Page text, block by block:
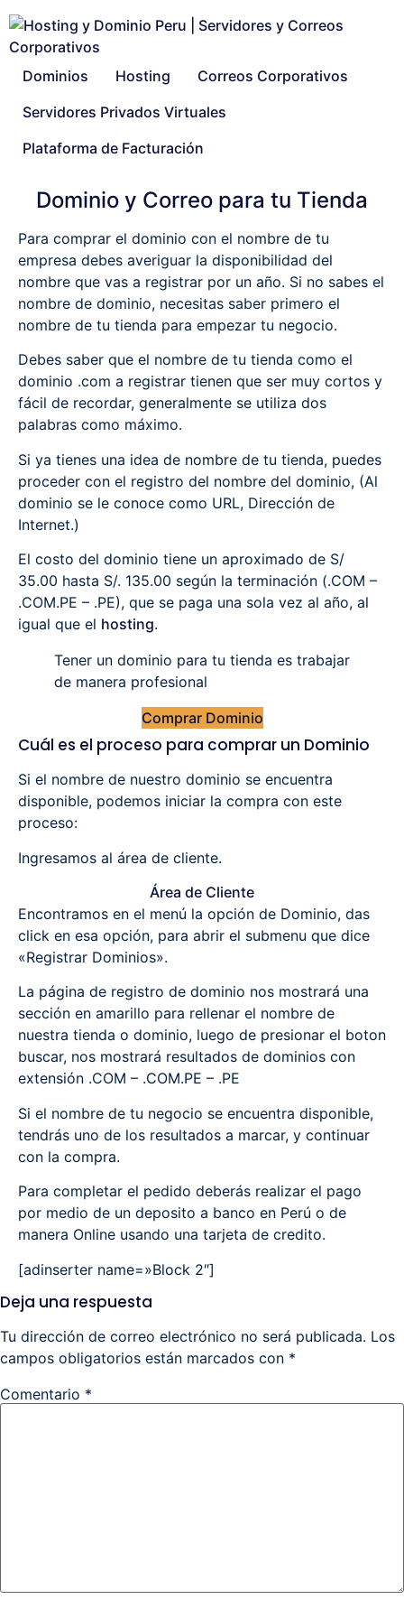
Dominios Hosting
Correos Corporativos
Servidores Privados Virtuales
Plataforma de Facturación
Dominio y Correo para tu Tienda
Para comprar el dominio con el nombre de tu
empresa debes averiguar la disponibilidad del
nombre que vas a registrar por un año. Si no sabes el
nombre de dominio, necesitas saber primero el
nombre de tu tienda para empezar tu negocio.
Debes saber que el nombre de tu tienda como el
dominio .com a registrar tienen que ser muy cortos y
fácil de recordar, generalmente se utiliza dos
palabras como máximo.
Si ya tienes una idea de nombre de tu tienda, puedes
proceder con el registro del nombre del dominio, (Al
dominio se le conoce como URL, Dirección de
Internet.)
El costo del dominio tiene un aproximado de S/
35.00 hasta S/. 135.00 según la terminación (.COM –
.COM.PE – .PE), que se paga una sola vez al año, al
igual que el hosting.
Tener un dominio para tu tienda es trabajar
de manera profesional
Comprar Dominio
Cuál es el proceso para comprar un Dominio
Si el nombre de nuestro dominio se encuentra
disponible, podemos iniciar la compra con este
proceso:
Ingresamos al área de cliente.
Área de Cliente
Encontramos en el menú la opción de Dominio, das
click en esa opción, para abrir el submenu que dice
«Registrar Dominios».
La página de registro de dominio nos mostrará una
sección en amarillo para rellenar el nombre de
nuestra tienda o dominio, luego de presionar el boton
buscar, nos mostrará resultados de dominios con
extensión .COM – .COM.PE – .PE
Si el nombre de tu negocio se encuentra disponible,
tendrás uno de los resultados a marcar, y continuar
con la compra.
Para completar el pedido deberás realizar el pago
por medio de un deposito a banco en Perú o de
manera Online usando una tarjeta de credito.
[adinserter name=»Block 2″]
Deja una respuesta
Tu dirección de correo electrónico no será publicada. Los
campos obligatorios están marcados con *
Comentario *